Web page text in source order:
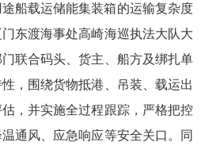
船载运储能集装箱的运输复杂度
东渡海事处高崎海巡执法大队大
联合码头、货主、船方及绑扎单
，围绕货物抵港、吊装、载运出
，并实施全过程跟踪，严格把控
通风、应急响应等安全关口。同